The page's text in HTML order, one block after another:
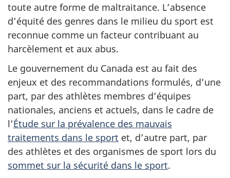
toute autre forme de maltraitance. L’absence
d’équité des genres dans le milieu du sport est
reconnue comme un facteur contribuant au
harcèlement et aux abus.
Le gouvernement du Canada est au fait des
enjeux et des recommandations formulés, d’une
part, par des athlètes membres d’équipes
nationales, anciens et actuels, dans le cadre de
l’Étude sur la prévalence des mauvais
traitements dans le sport et, d’autre part, par
des athlètes et des organismes de sport lors du
sommet sur la sécurité dans le sport.